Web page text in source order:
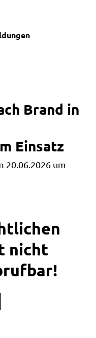
Brand in
Einsatz
20.06.2026 um
nicht